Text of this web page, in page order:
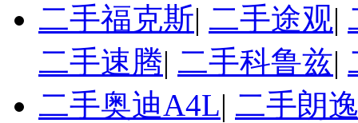
二手福克斯| 二手途观|
二手速腾| 二手科鲁兹|
二手奥迪A4L| 二手朗